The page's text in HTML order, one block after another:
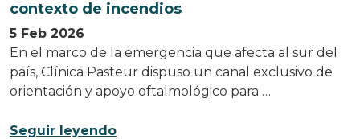
contexto de incendios
5 Feb 2026
En el marco de la emergencia que afecta al sur del
país, Clínica Pasteur dispuso un canal exclusivo de
orientación y apoyo oftalmológico para …
Seguir leyendo